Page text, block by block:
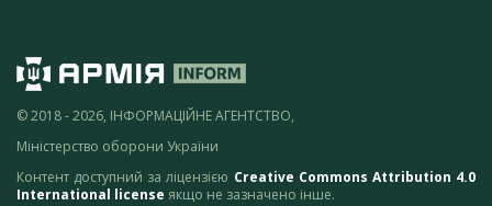
© 2018 - 2026, ІНФОРМАЦІЙНЕ АГЕНТСТВО,
Міністерство оборони України
Контент доступний за ліцензією Creative Commons Attribution 4.0
International license якщо не зазначено інше.